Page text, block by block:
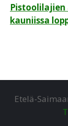
selaus
kauniissa
Etelä-